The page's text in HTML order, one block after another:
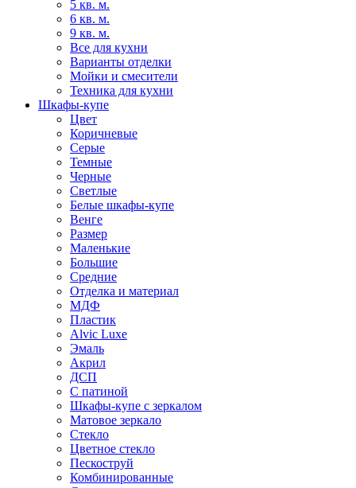
5 кв. м.
6 кв. м.
9 кв. м.
Все для кухни
Варианты отделки
Мойки и смесители
Техника для кухни
Шкафы-купе
Цвет
Коричневые
Серые
Темные
Черные
Светлые
Белые шкафы-купе
Венге
Размер
Маленькие
Большие
Средние
Отделка и материал
МДФ
Пластик
Alvic Luxe
Эмаль
Акрил
ДСП
С патиной
Шкафы-купе с зеркалом
Матовое зеркало
Стекло
Цветное стекло
Пескоструй
Комбинированные